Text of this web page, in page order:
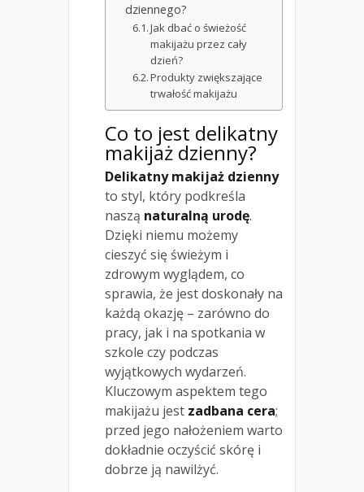
dziennego?
Jak dbać o świeżość
makijażu przez cały
dzień?
Produkty zwiększające
trwałość makijażu
Co to jest delikatny
makijaż dzienny?
Delikatny makijaż dzienny
to styl, który podkreśla
naszą naturalną urodę.
Dzięki niemu możemy
cieszyć się świeżym i
zdrowym wyglądem, co
sprawia, że jest doskonały na
każdą okazję – zarówno do
pracy, jak i na spotkania w
szkole czy podczas
wyjątkowych wydarzeń.
Kluczowym aspektem tego
makijażu jest zadbana cera;
przed jego nałożeniem warto
dokładnie oczyścić skórę i
dobrze ją nawilżyć.